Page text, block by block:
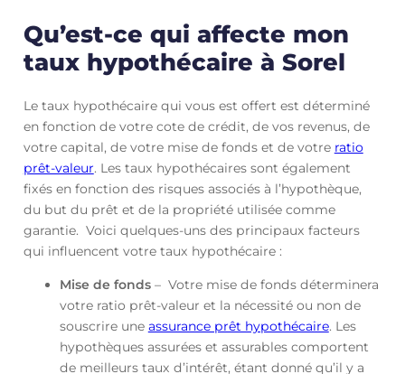
Qu’est-ce qui affecte mon
taux hypothécaire à Sorel
Le taux hypothécaire qui vous est offert est déterminé
en fonction de votre cote de crédit, de vos revenus, de
votre capital, de votre mise de fonds et de votre ratio
prêt-valeur. Les taux hypothécaires sont également
fixés en fonction des risques associés à l’hypothèque,
du but du prêt et de la propriété utilisée comme
garantie. Voici quelques-uns des principaux facteurs
qui influencent votre taux hypothécaire :
Mise de fonds– Votre mise de fonds déterminera
votre ratio prêt-valeur et la nécessité ou non de
souscrire une assurance prêt hypothécaire. Les
hypothèques assurées et assurables comportent
de meilleurs taux d’intérêt, étant donné qu’il y a